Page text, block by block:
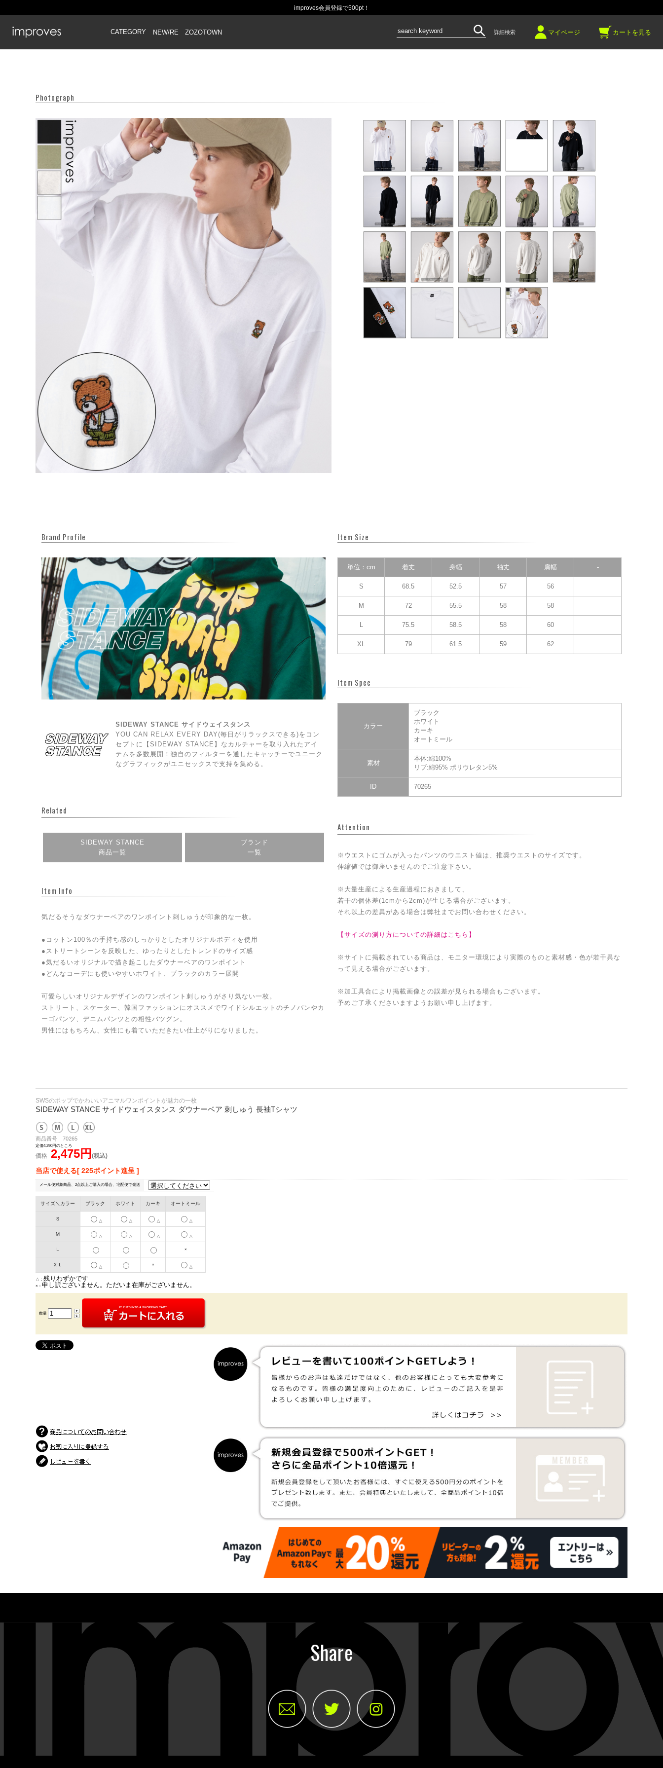
improves会員登録で500pt！
CATEGORY NEW/RE ZOZOTOWN 詳細検索 マイページ カートを見る
Photograph
Brand Profile
SIDEWAY STANCE サイドウェイスタンス
YOU CAN RELAX EVERY DAY(毎日がリラックスできる)をコン
セプトに【SIDEWAY STANCE】なカルチャーを取り入れたアイ
テムを多数展開！独自のフィルターを通したキャッチーでユニーク
なグラフィックがユニセックスで支持を集める。
Related
SIDEWAY STANCE
商品一覧
ブランド
一覧
Item Info
気だるそうなダウナーベアのワンポイント刺しゅうが印象的な一枚。
●コットン100％の手持ち感のしっかりとしたオリジナルボディを使用
●ストリートシーンを反映した、ゆったりとしたトレンドのサイズ感
●気だるいオリジナルで描き起こしたダウナーベアのワンポイント
●どんなコーデにも使いやすいホワイト、ブラックのカラー展開
可愛らしいオリジナルデザインのワンポイント刺しゅうがさり気ない一枚。
ストリート、スケーター、韓国ファッションにオススメでワイドシルエットのチノパンやカ
ーゴパンツ、デニムパンツとの相性バツグン。
男性にはもちろん、女性にも着ていただきたい仕上がりになりました。
Item Size
単位：cm 着丈 身幅 袖丈 肩幅 -
S 68.5 52.5 57 56
M 72 55.5 58 58
L 75.5 58.5 58 60
XL 79 61.5 59 62
Item Spec
カラー
ブラック
ホワイト
カーキ
オートミール
素材
本体:綿100%
リブ:綿95% ポリウレタン5%
ID 70265
Attention
※ウエストにゴムが入ったパンツのウエスト値は、推奨ウエストのサイズです。
伸縮値では御座いませんのでご注意下さい。
※大量生産による生産過程におきまして、
若干の個体差(1cmから2cm)が生じる場合がございます。
それ以上の差異がある場合は弊社までお問い合わせください。
【サイズの測り方についての詳細はこちら】
※サイトに掲載されている商品は、モニター環境により実際のものと素材感・色が若干異な
って見える場合がございます。
※加工具合により掲載画像との誤差が見られる場合もございます。
予めご了承くださいますようお願い申し上げます。
SWSのポップでかわいいアニマルワンポイントが魅力の一枚
SIDEWAY STANCE サイドウェイスタンス ダウナーベア 刺しゅう 長袖Tシャツ
商品番号 70265
定価4,290円のところ
価格 2,475円 (税込)
当店で使える[ 225ポイント進呈 ]
メール便対象商品、2点以上ご購入の場合、宅配便で発送
サイズ＼カラー ブラック ホワイト カーキ オートミール
Ｓ △ △ △ △
Ｍ △ △ △ △
Ｌ ×
ＸＬ △
×
△
△： 残りわずかです
×： 申し訳ございません。ただいま在庫がございません。
数量
Share